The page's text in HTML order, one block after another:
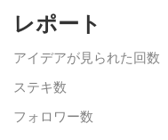
レポート
アイデアが見られた回数
ステキ数
フォロワー数